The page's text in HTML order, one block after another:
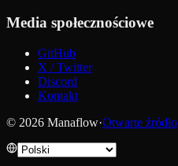
Media społecznościowe
GitHub
X / Twitter
Discord
Kontakt
© 2026 Manaflow·Otwarte źródło